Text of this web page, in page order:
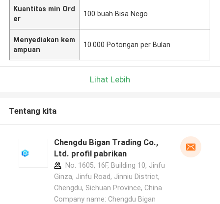
Kuantitas min Ord
er
100 buah Bisa Nego
Menyediakan kem
ampuan
10.000 Potongan per Bulan
Lihat Lebih
Tentang kita
Chengdu Bigan Trading Co.,
Ltd. profil pabrikan
No. 1605, 16F, Building 10, Jinfu
Ginza, Jinfu Road, Jinniu District,
Chengdu, Sichuan Province, China
Company name: Chengdu Bigan